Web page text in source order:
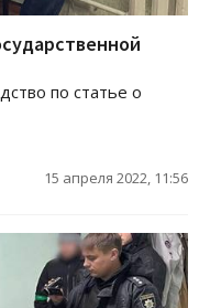
по статье о
15 апреля 2022, 11:56